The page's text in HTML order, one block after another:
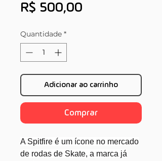
R$ 500,00
Quantidade *
Adicionar ao carrinho
Comprar
A Spitfire é um ícone no mercado
de rodas de Skate, a marca já